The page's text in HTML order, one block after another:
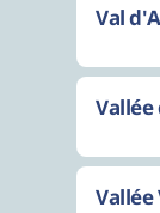
Val
Vallée